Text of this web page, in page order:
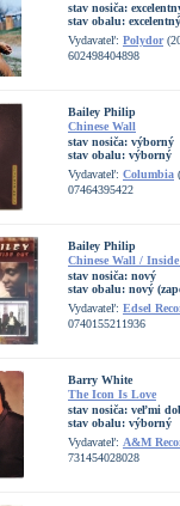
stav nosiča:
stav obalu: excelentný
Vydavateľ: Polydor
602498404898
Bailey Philip
Chinese Wall
stav nosiča: výborný
stav obalu: výborný
Vydavateľ: Columbia
07464395422
Bailey Philip
Chinese Wall /
stav nosiča: nový
stav obalu: nový
Vydavateľ: Edsel
0740155211936
Barry White
The Icon Is Love
stav nosiča: veľmi
stav obalu: výborný
Vydavateľ: A&M
731454028028